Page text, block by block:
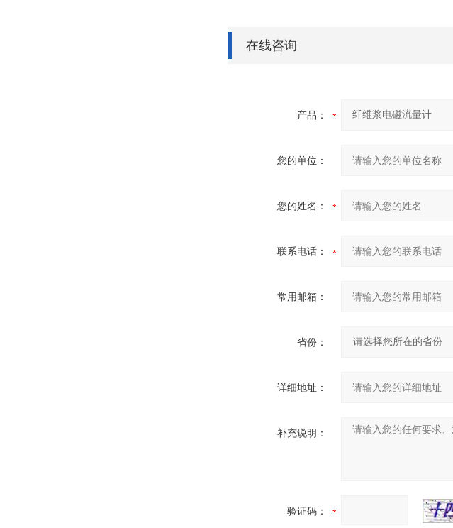
在线咨询
产品：
您的单位：
您的姓名：
联系电话：
常用邮箱：
省份：
详细地址：
补充说明：
验证码：